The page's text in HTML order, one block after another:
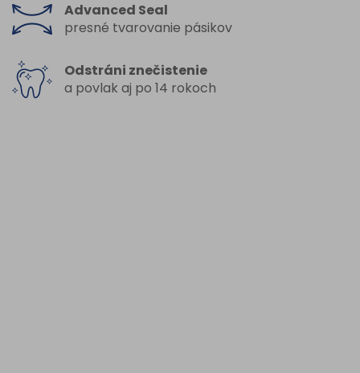
Advanced Seal
presné tvarovanie pásikov
Odstráni znečistenie
a povlak aj po 14 rokoch